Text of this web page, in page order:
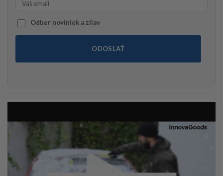
Odber noviniek a zliav
ODOSLAŤ